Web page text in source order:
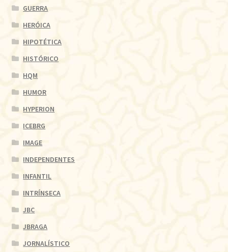
GUERRA
HERÓICA
HIPOTÉTICA
HISTÓRICO
HQM
HUMOR
HYPERION
ICEBRG
IMAGE
INDEPENDENTES
INFANTIL
INTRÍNSECA
JBC
JBRAGA
JORNALÍSTICO